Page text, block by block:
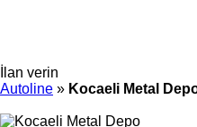
İlan verin
Autoline » Kocaeli Metal